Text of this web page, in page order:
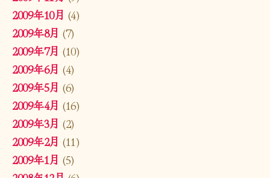
2009年10月 (4)
2009年8月 (7)
2009年7月 (10)
2009年6月 (4)
2009年5月 (6)
2009年4月 (16)
2009年3月 (2)
2009年2月 (11)
2009年1月 (5)